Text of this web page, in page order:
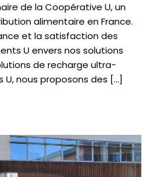
de la Coopérative U, un
alimentaire en France.
et la satisfaction des
U envers nos solutions
de recharge ultra-
U, nous proposons des […]